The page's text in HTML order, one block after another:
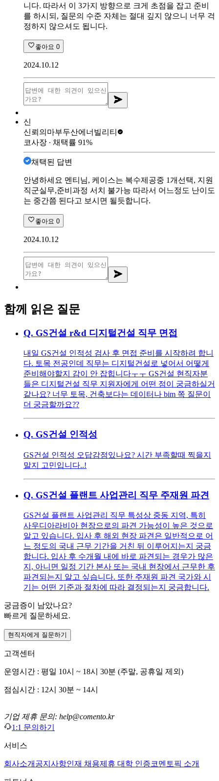
니다. 따라서 이 3가지 방향으로 크게 초점을 잡고 준비
를 하시되, 질문의 수준 자체는 절대 깊지 않으니 너무 걱
정하지 않으셔도 됩니다.
좋아요 0
2024.10.12
신
신뢰의마부두산에너빌리티
코사장 ∙ 채택률 91%
채택된 답변
안녕하세요 멘티님, 케이스는 복수제공중 1개선택, 지원
직군실무,준비과정 서치 불가능 따라서 어느정도 난이도
는 중간쯤 된다고 보시면 될듯합니다.
좋아요 0
2024.10.12
함께 읽은 질문
Q. GS건설 r&d 디지털건설 직무 면접
내일 GS건설 인적성 검사 후 면접 준비를 시작하려 합니
다. 토목 전공인데 직무는 디지털건설로 넣어서 어떻게
준비해야할지 감이 안 잡힙니다ㅜㅜ GS건설 현직자분
들은 디지털건설 직무 지원자에게 어떤 점이 궁금하실거
같나요? 너무 토목, 건축보다는 데이터나 bim 쪽 질문이
더 궁금할까요??
Q. GS건설 인적성
GS건설 인적성 오답감점있나요? 시간 부족할때 찍을지
말지 고민입니다..!
Q. GS건설 플랜트 사업관리 직무 주재원 파견
GS건설 플랜트 사업관리 직무 특성상 중동 지역, 특히
사우디아라비아 현장으로의 파견 가능성이 높은 것으로
알고 있습니다. 입사 후 해외 현장 파견은 일반적으로 어
느 정도의 국내 근무 기간을 거친 뒤 이루어지는지 궁금
합니다. 입사 후 수개월 내에 바로 파견되는 경우가 많은
지, 아니면 일정 기간 본사 또는 국내 현장에서 근무한 후
파견되는지 알고 싶습니다. 또한 주재원 파견 국가와 시
기는 어떤 기준과 절차에 따라 결정되는지 궁금합니다.
궁금증이 남았나요?
빠르게 질문하세요.
현직자에게 질문하기
고객센터
운영시간 : 평일 10시 ~ 18시 30분 (주말, 공휴일 제외)
점심시간 : 12시 30분 ~ 14시
기업 제휴 문의: help@comento.kr
1:1 문의하기
서비스
회사소개 공지사항인재 채용제휴 대학 인증코멘토픽 소개